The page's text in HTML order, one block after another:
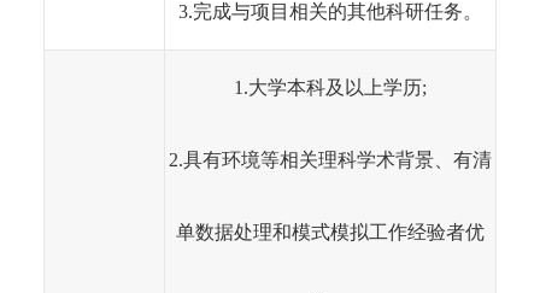
3.完成与项目相关的其他科研任务。
1.大学本科及以上学历;
2.具有环境等相关理科学术背景、有清
单数据处理和模式模拟工作经验者优